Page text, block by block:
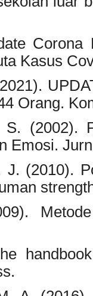
Kasus
Orang.
(2002).
Emosi.
(2010).